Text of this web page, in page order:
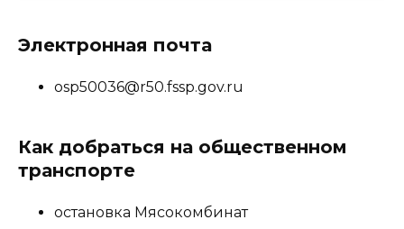
Электронная почта
osp50036@r50.fssp.gov.ru
Как добраться на общественном
транспорте
остановка Мясокомбинат